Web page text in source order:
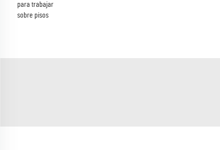
para trabajar
sobre pisos